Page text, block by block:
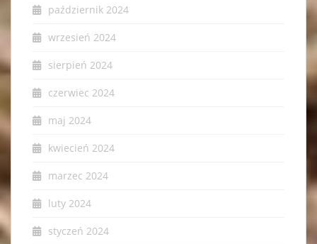
październik 2024
wrzesień 2024
sierpień 2024
czerwiec 2024
maj 2024
kwiecień 2024
marzec 2024
luty 2024
styczeń 2024